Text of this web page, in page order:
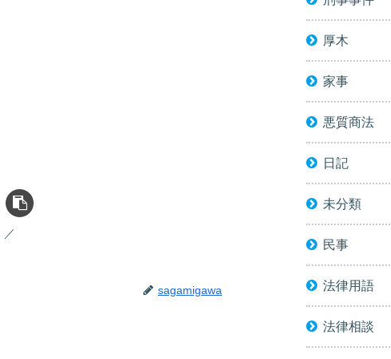
sagamigawa
厚木
家事
悪質商法
日記
未分類
民事
法律用語
法律相談